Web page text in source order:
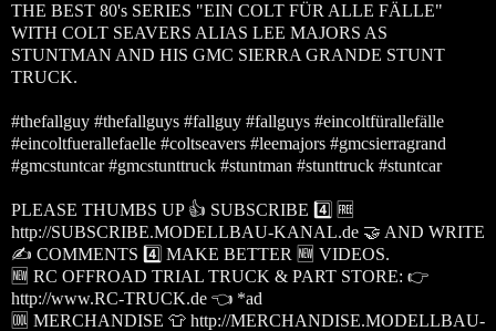
THE BEST 80's SERIES "EIN COLT FÜR ALLE FÄLLE"
WITH COLT SEAVERS ALIAS LEE MAJORS AS
STUNTMAN AND HIS GMC SIERRA GRANDE STUNT
TRUCK.
#thefallguy #thefallguys #fallguy #fallguys #eincoltfürallefälle
#eincoltfuerallefaelle #coltseavers #leemajors #gmcsierragrand
#gmcstuntcar #gmcstunttruck #stuntman #stunttruck #stuntcar
PLEASE THUMBS UP 👍 SUBSCRIBE 4️⃣ 🆓
http://SUBSCRIBE.MODELLBAU-KANAL.de 🤝 AND WRITE
✍️ COMMENTS 4️⃣ MAKE BETTER 🆕 VIDEOS.
🆕 RC OFFROAD TRIAL TRUCK & PART STORE: 👉
http://www.RC-TRUCK.de 👈 *ad
🆒 MERCHANDISE 👕 http://MERCHANDISE.MODELLBAU-